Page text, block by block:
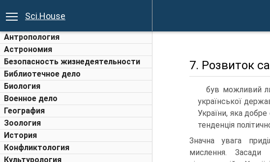
Sci.House
Антропология
Астрономия
Безопасность жизнедеятельности
Библиотечное дело
Биология
Военное дело
География
Зоология
История
Конфликтология
Культурология
7. Розвиток
був можливий
української
України, яка
тенденція
Значна увага
мислення. Засади